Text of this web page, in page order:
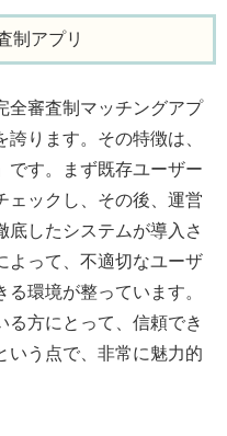
制アプリ
全審査制マッチングアプ
ります。その特徴は、
です。まず既存ユーザー
ェックし、その後、運営
底したシステムが導入さ
よって、不適切なユーザ
環境が整っています。
る方にとって、信頼でき
いう点で、非常に魅力的